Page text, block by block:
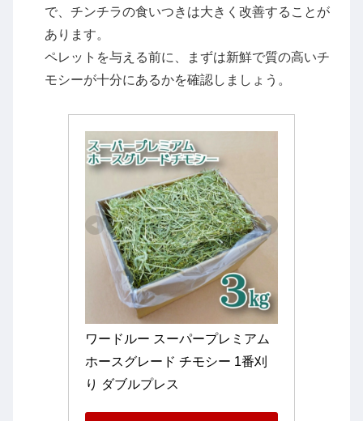
で、チンチラの食いつきは大きく改善することが
あります。
ペレットを与える前に、まずは新鮮で質の高いチ
モシーが十分にあるかを確認しましょう。
ワードルー スーパープレミアム
ホースグレード チモシー 1番刈
り ダブルプレス